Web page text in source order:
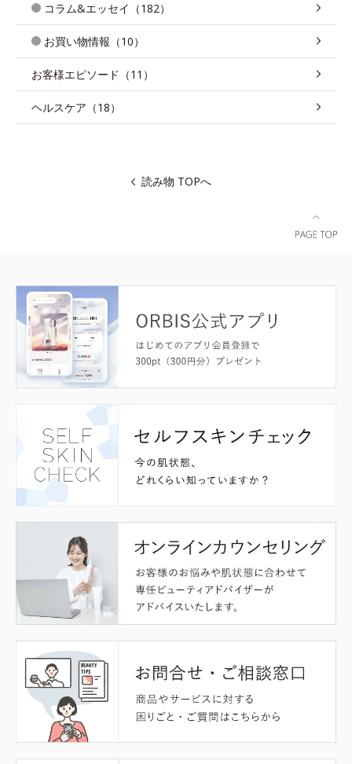
コラム&エッセイ（182）
お買い物情報（10）
お客様エピソード（11）
ヘルスケア（18）
読み物 TOPへ